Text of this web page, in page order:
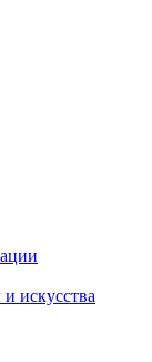
искусства